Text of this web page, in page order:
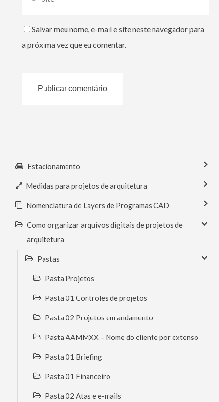
Salvar meu nome, e-mail e site neste navegador para
a próxima vez que eu comentar.
Estacionamento
Medidas para projetos de arquitetura
Nomenclatura de Layers de Programas CAD
Como organizar arquivos digitais de projetos de
arquitetura
Pastas
Pasta Projetos
Pasta 01 Controles de projetos
Pasta 02 Projetos em andamento
Pasta AAMMXX – Nome do cliente por extenso
Pasta 01 Briefing
Pasta 01 Financeiro
Pasta 02 Atas e e-mails